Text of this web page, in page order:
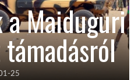
a Maiduguri
25